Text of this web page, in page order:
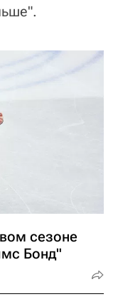
сезоне
Бонд"